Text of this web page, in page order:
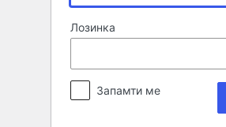
Лозинка
Запамти ме